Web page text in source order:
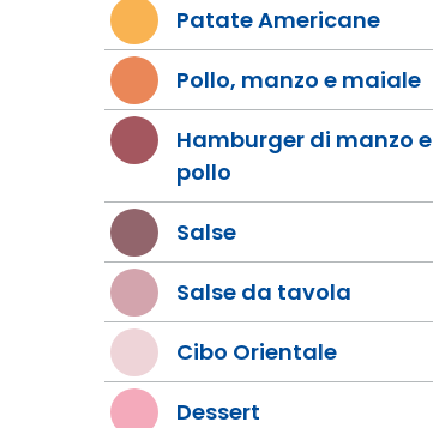
Patate Americane
Pollo, manzo e maiale
Hamburger di manzo e
pollo
Salse
Salse da tavola
Cibo Orientale
Dessert